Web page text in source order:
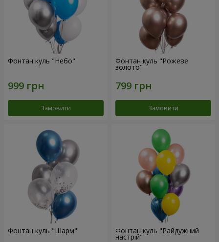
Фонтан куль "Небо"
Замовити
Фонтан куль "Рожеве
золото"
Замовити
Фонтан куль "Шарм" Фонтан куль "Райдужний
настрій"